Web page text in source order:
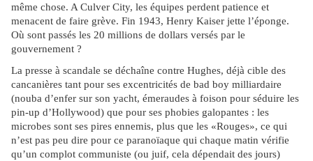
même chose. A Culver City, les équipes perdent patience et
menacent de faire grève. Fin 1943, Henry Kaiser jette l’éponge.
Où sont passés les 20 millions de dollars versés par le
gouvernement ?
La presse à scandale se déchaîne contre Hughes, déjà cible des
cancanières tant pour ses excentricités de bad boy milliardaire
(nouba d’enfer sur son yacht, émeraudes à foison pour séduire les
pin-up d’Hollywood) que pour ses phobies galopantes : les
microbes sont ses pires ennemis, plus que les «Rouges», ce qui
n’est pas peu dire pour ce paranoïaque qui chaque matin vérifie
qu’un complot communiste (ou juif, cela dépendait des jours)